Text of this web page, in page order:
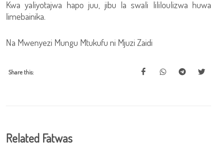
Kwa yaliyotajwa hapo juu, jibu la swali lililoulizwa huwa
limebainika.
Na Mwenyezi Mungu Mtukufu ni Mjuzi Zaidi
Share this:
Related Fatwas